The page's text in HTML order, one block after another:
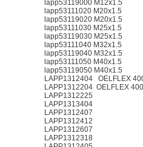
lapp53119000 M12x1.5
lapp53111020 M20x1.5
lapp53119020 M20x1.5
lapp53111030 M25x1.5
lapp53119030 M25x1.5
lapp53111040 M32x1.5
lapp53119040 M32x1.5
lapp53111050 M40x1.5
lapp53119050 M40x1.5
LAPP1312404 OELFLEX
LAPP1312204 OELFLEX
LAPP1312225
LAPP1313404
LAPP1312407
LAPP1312412
LAPP1312607
LAPP1312318